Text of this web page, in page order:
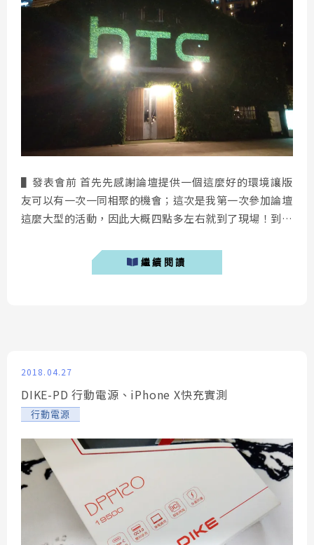
▌發表會前 首先先感謝論壇提供一個這麼好的環境讓版
友可以有一次一同相聚的機會；這次是我第一次參加論壇
這麼大型的活動，因此大概四點多左右就到了現場！到了
前來拍照！從時間表上可以發覺HTC U Party 的時間是
從晚上六點才入場，因此我到會場時場內已經有vive的案
繼續閱讀
2018.04.27
DIKE-PD 行動電源、iPhone X快充實測
行動電源